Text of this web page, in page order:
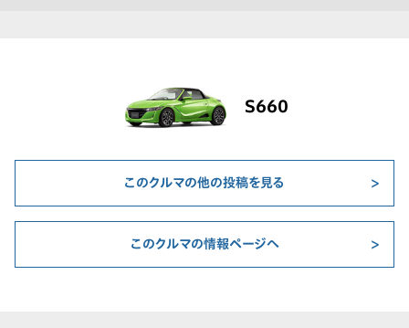
S660
このクルマの他の投稿を見る
このクルマの情報ページへ